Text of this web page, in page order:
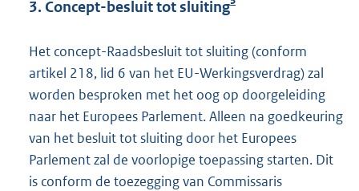
3. Concept-besluit tot sluiting
Het concept-Raadsbesluit tot sluiting (conform
artikel 218, lid 6 van het EU-Werkingsverdrag) zal
worden besproken met het oog op doorgeleiding
naar het Europees Parlement. Alleen na goedkeuring
van het besluit tot sluiting door het Europees
Parlement zal de voorlopige toepassing starten. Dit
is conform de toezegging van Commissaris